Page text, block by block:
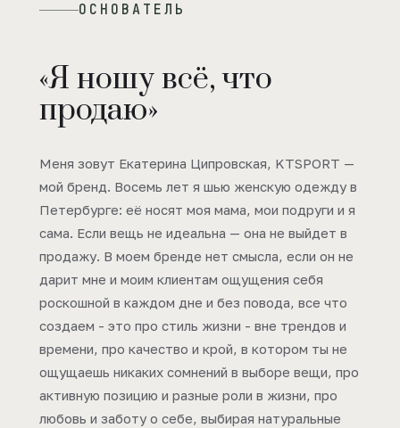
ОСНОВАТЕЛЬ
«Я ношу всё, что
продаю»
Меня зовут Екатерина Ципровская, KTSPORT —
мой бренд. Восемь лет я шью женскую одежду в
Петербурге: её носят моя мама, мои подруги и я
сама. Если вещь не идеальна — она не выйдет в
продажу. В моем бренде нет смысла, если он не
дарит мне и моим клиентам ощущения себя
роскошной в каждом дне и без повода, все что
создаем - это про стиль жизни - вне трендов и
времени, про качество и крой, в котором ты не
ощущаешь никаких сомнений в выборе вещи, про
активную позицию и разные роли в жизни, про
любовь и заботу о себе, выбирая натуральные